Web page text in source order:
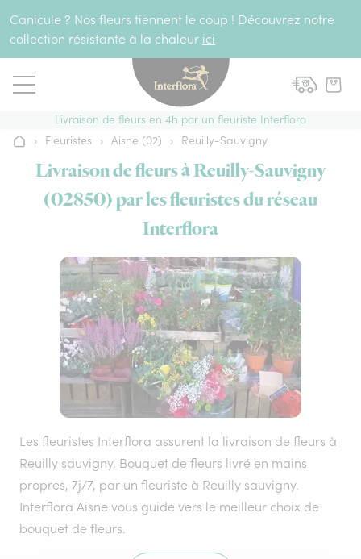
Canicule ? Nos fleurs tiennent le coup ! Découvrez notre
collection résistante à la chaleur ici
Livraison de fleurs en 4h par un fleuriste Interflora
Accueil
› Fleuristes › Aisne (02) › Reuilly-Sauvigny
Livraison de fleurs à Reuilly-Sauvigny
(02850) par les fleuristes du réseau
Interflora
Les fleuristes Interflora assurent la livraison de fleurs à
Reuilly sauvigny. Bouquet de fleurs livré en mains
propres, 7j/7, par un fleuriste à Reuilly sauvigny.
Interflora Aisne vous guide vers le meilleur choix de
bouquet de fleurs.